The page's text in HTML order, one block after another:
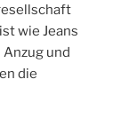
wie Jeans
und
die